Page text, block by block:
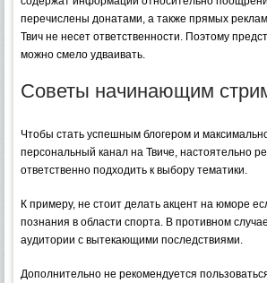
перечислены донатами, а также прямых
Твич не несет ответственности. Поэтому
можно смело удваивать.
Советы начинающим
Чтобы стать успешным блогером и
персональный канал на Твиче, настоятельно
ответственно подходить к выбору тематики.
К примеру, не стоит делать акцент на юморе
познания в области спорта. В противном
аудитории с вытекающими последствиями.
Дополнительно не рекомендуется